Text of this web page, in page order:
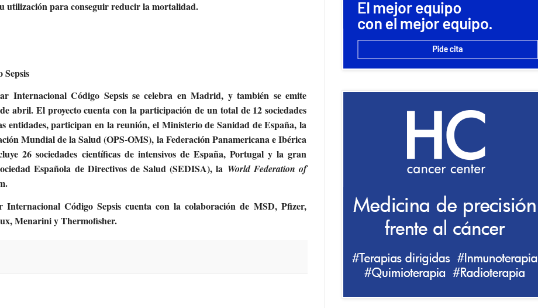
utilización para conseguir reducir la mortalidad.
Internacional Código Sepsis se celebra en Madrid, y también se emite
abril. El proyecto cuenta con la participación de un total de 12 sociedades
entidades, participan en la reunión, el Ministerio de Sanidad de España, la
Mundial de la Salud (OPS-OMS), la Federación Panamericana e Ibérica
26 sociedades científicas de intensivos de España, Portugal y la gran
Española de Directivos de Salud (SEDISA), la World Federation of
.
Internacional Código Sepsis cuenta con la colaboración deMSD, Pfizer,
Menarini y Thermofisher.